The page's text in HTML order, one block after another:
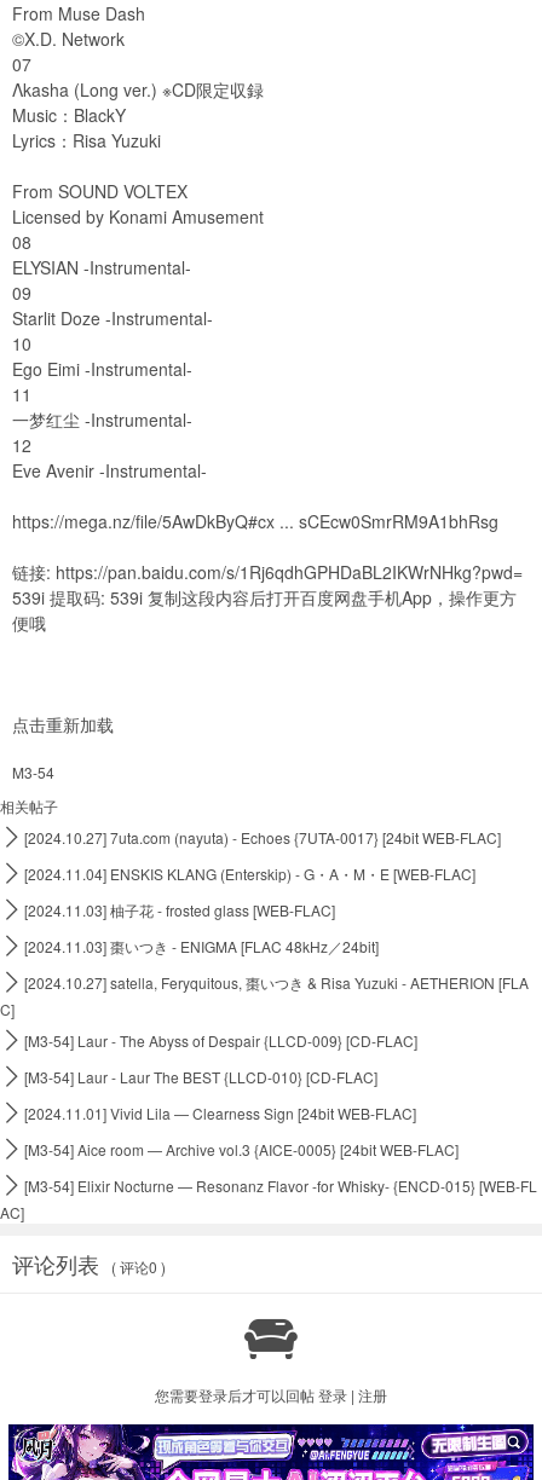
From Muse Dash
©X.D. Network
07
Λkasha (Long ver.) ※CD限定収録
Music：BlackY
Lyrics：Risa Yuzuki
From SOUND VOLTEX
Licensed by Konami Amusement
08
ELYSIAN -Instrumental-
09
Starlit Doze -Instrumental-
10
Ego Eimi -Instrumental-
11
一梦红尘 -Instrumental-
12
Eve Avenir -Instrumental-
https://mega.nz/file/5AwDkByQ#cx ... sCEcw0SmrRM9A1bhRsg
链接: https://pan.baidu.com/s/1Rj6qdhGPHDaBL2IKWrNHkg?pwd=
539i 提取码: 539i 复制这段内容后打开百度网盘手机App，操作更方
便哦
点击重新加载
M3-54
相关帖子
 [2024.10.27] 7uta.com (nayuta) - Echoes {7UTA-0017} [24bit WEB-FLAC]
 [2024.11.04] ENSKIS KLANG (Enterskip) - G・A・M・E [WEB-FLAC]
 [2024.11.03] 柚子花 - frosted glass [WEB-FLAC]
 [2024.11.03] 棗いつき - ENIGMA [FLAC 48kHz／24bit]
 [2024.10.27] satella, Feryquitous, 棗いつき & Risa Yuzuki - AETHERION [FLA
C]
 [M3-54] Laur - The Abyss of Despair {LLCD-009} [CD-FLAC]
 [M3-54] Laur - Laur The BEST {LLCD-010} [CD-FLAC]
 [2024.11.01] Vivid Lila — Clearness Sign [24bit WEB-FLAC]
 [M3-54] Aice room — Archive vol.3 {AICE-0005} [24bit WEB-FLAC]
 [M3-54] Elixir Nocturne — Resonanz Flavor -for Whisky- {ENCD-015} [WEB-FL
AC]
评论列表 ( 评论0 )

您需要登录后才可以回帖登录 | 注册